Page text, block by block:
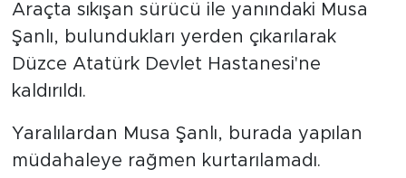
Araçta sıkışan sürücü ile yanındaki Musa
Şanlı, bulundukları yerden çıkarılarak
Düzce Atatürk Devlet Hastanesi'ne
kaldırıldı.
Yaralılardan Musa Şanlı, burada yapılan
müdahaleye rağmen kurtarılamadı.